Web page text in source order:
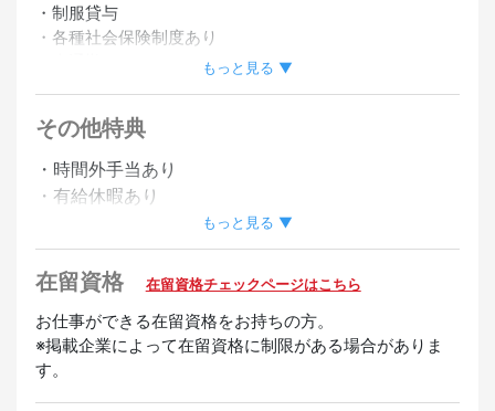
・制服貸与
・各種社会保険制度あり
正社員登用あり オンライン面接OK
もっと見る ▼
その他特典
・時間外手当あり
・有給休暇あり
・昇給あり
歓迎
女性活躍中 未経験OK 経験者優遇
もっと見る ▼
在留資格 在留資格チェックページはこちら
お仕事ができる在留資格をお持ちの方。
※掲載企業によって在留資格に制限がある場合がありま
す。